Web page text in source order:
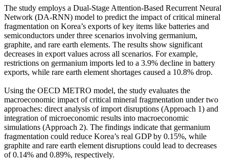
The study employs a Dual-Stage Attention-Based Recurrent Neural
Network (DA-RNN) model to predict the impact of critical mineral
fragmentation on Korea’s exports of key items like batteries and
semiconductors under three scenarios involving germanium,
graphite, and rare earth elements. The results show significant
decreases in export values across all scenarios. For example,
restrictions on germanium imports led to a 3.9% decline in battery
exports, while rare earth element shortages caused a 10.8% drop.
Using the OECD METRO model, the study evaluates the
macroeconomic impact of critical mineral fragmentation under two
approaches: direct analysis of import disruptions (Approach 1) and
integration of microeconomic results into macroeconomic
simulations (Approach 2). The findings indicate that germanium
fragmentation could reduce Korea’s real GDP by 0.15%, while
graphite and rare earth element disruptions could lead to decreases
of 0.14% and 0.89%, respectively.